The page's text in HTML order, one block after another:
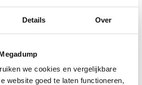
Details Over
we cookies en vergelijkbare
website goed te laten functioneren,
Pack Inclusief Zitting 50 Cm
214,00